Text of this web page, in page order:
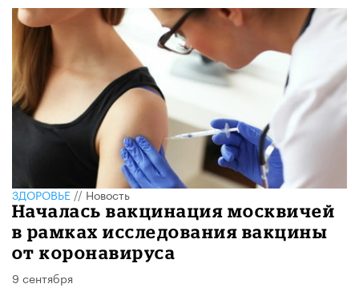
ЗДОРОВЬЕ//Новость
Началась вакцинация москвичей
в рамках исследования вакцины
от коронавируса
9 сентября